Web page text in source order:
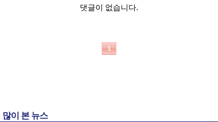
댓글이 없습니다.
1
많이 본 뉴스